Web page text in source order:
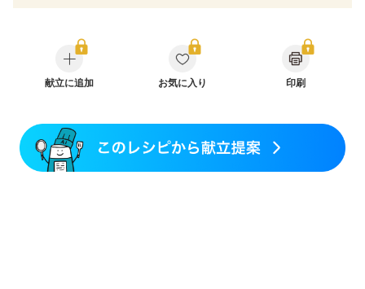
糖尿病性腎症（第２期）
CKD（ステージ１）
CKD（ステージ２）
乳がん（抗がん剤治療中）
乳がん（ホルモン療法中）
乳がん（放射線治療中）
妊婦健診・体重増加が気になる（初期）
妊婦健診・血圧が気になる（初期）
妊婦健診・血糖値が気になる（初期）
献立に追加 お気に入り 印刷